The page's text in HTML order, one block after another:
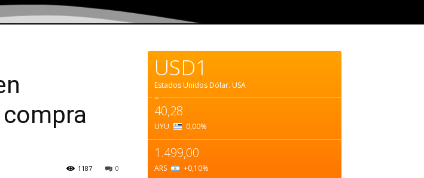
0
1187
USD1
Estados Unidos Dólar. USA
=
40,28
UYU 0,00%
1.499,00
ARS +0,10%